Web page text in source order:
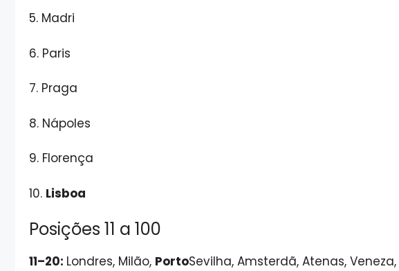
5. Madri
6. Paris
7. Praga
8. Nápoles
9. Florença
10. Lisboa
Posições 11 a 100
11–20: Londres, Milão, PortoSevilha, Amsterdã, Atenas,